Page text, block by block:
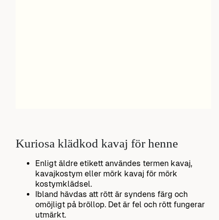
Kuriosa klädkod kavaj för henne
Enligt äldre etikett användes termen kavaj,
kavajkostym eller mörk kavaj för mörk
kostymklädsel.
Ibland hävdas att rött är syndens färg och
omöjligt på bröllop. Det är fel och rött fungerar
utmärkt.